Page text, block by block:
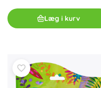
Læg i kurv